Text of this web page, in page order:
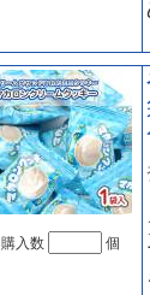
購入数 個